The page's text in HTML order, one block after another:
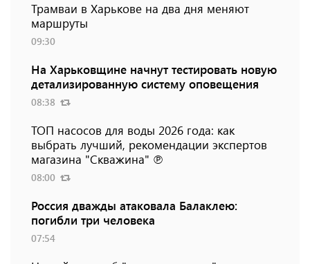
Трамваи в Харькове на два дня меняют
маршруты
09:30
На Харьковщине начнут тестировать новую
детализированную систему оповещения
08:38
ТОП насосов для воды 2026 года: как
выбрать лучший, рекомендации экспертов
магазина "Скважина" ℗
08:00
Россия дважды атаковала Балаклею:
погибли три человека
07:54